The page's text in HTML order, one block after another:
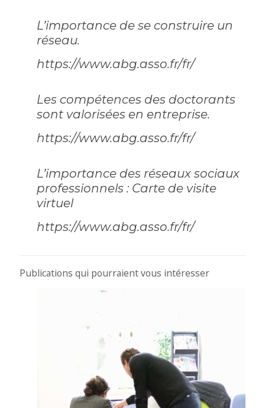
L’importance de se construire un
réseau.
https://www.abg.asso.fr/fr/
Les compétences des doctorants
sont valorisées en entreprise.
https://www.abg.asso.fr/fr/
L’importance des réseaux sociaux
professionnels : Carte de visite
virtuel
https://www.abg.asso.fr/fr/
Publications qui pourraient vous intéresser